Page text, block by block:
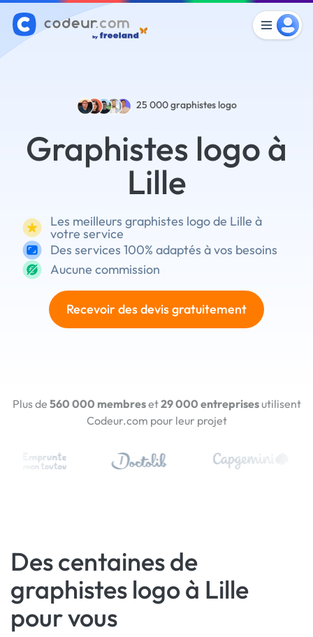
25 000graphistes logo
Graphistes logo à
Lille
Les meilleurs graphistes logo de Lille à
votre service
Des services 100% adaptés à vos besoins
Aucune commission
Recevoir des devis gratuitement
Plus de 560 000 membreset29 000 entreprisesutilisent
Codeur.com pour leur projet
Des centaines de
graphistes logo à Lille
pour vous